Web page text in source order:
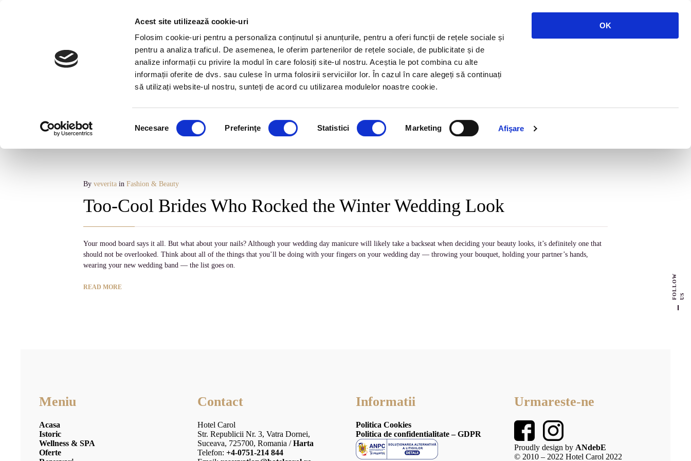
Acest site utilizează cookie-uri
Folosim cookie-uri pentru a personaliza conținutul și anunțurile, pentru a oferi funcții de rețele sociale și
pentru a analiza traficul. De asemenea, le oferim partenerilor de rețele sociale, de publicitate și de
analize informații cu privire la modul în care folosiți site-ul nostru. Aceștia le pot combina cu alte
informații oferite de dvs. sau culese în urma folosirii serviciilor lor. În cazul în care alegeți să continuați
să utilizați website-ul nostru, sunteți de acord cu utilizarea modulelor noastre cookie.
consimțământului
Necesare Preferinţe Statistici Marketing Afişare
OK
F O
L
L
O
W
U S
CENTRU SPA BEAUTY TERASĂ
Blog Archives
By veverita in Fashion & Beauty
Too-Cool Brides Who Rocked the Winter Wedding Look
Your mood board says it all. But what about your nails? Although your wedding day manicure will likely take a backseat when deciding your beauty looks, it’s definitely one that
should not be overlooked. Think about all of the things that you’ll be doing with your fingers on your wedding day — throwing your bouquet, holding your partner’s hands,
wearing your new wedding band — the list goes on.
READ MORE
Meniu
Acasa
Istoric
Wellness & SPA
Oferte
Contact
Hotel Carol
Str. Republicii Nr. 3, Vatra Dornei,
Suceava, 725700, Romania /Harta
Telefon: +4-0751-214 844
Informatii
Politica Cookies
Politica de confidentialitate – GDPR
Urmareste-ne
Proudly design by ANdebE
© 2010 – 2022 Hotel Carol 2022